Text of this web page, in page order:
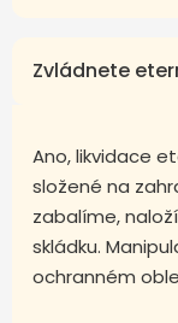
Zvládnete
Ano, likvidace
složené na
zabalíme,
skládku.
ochranném